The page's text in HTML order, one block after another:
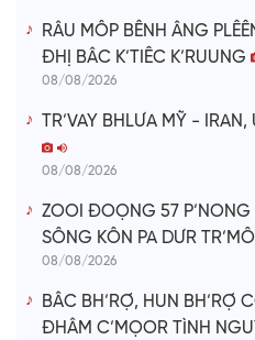
RÂU MÔP BÊNH ÂNG
ĐHỊ BÂC K’TIÊC K’RUUNG
08/08/2026
TR’VAY BHLƯA MỸ -
08/08/2026
ZOOI ĐOỌNG 57
SÔNG KÔN PA DƯR
08/08/2026
BÂC BH’RỢ, HUN BH’RỢ
ĐHÂM C’MỌOR TÌNH